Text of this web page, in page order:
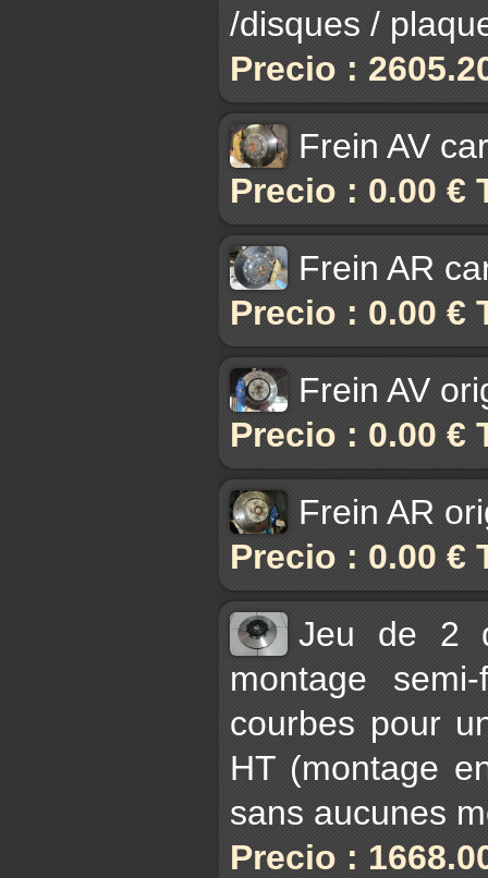
/disques /
Precio :
Frein AV
Precio : 0.00 €
Frein AR
Precio : 0.00 €
Frein AV
Precio : 0.00 €
Frein AR
Precio : 0.00 €
Jeu de 2
montage
courbes pour
HT (montage
sans aucunes
Precio :